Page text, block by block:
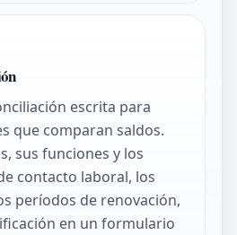
escrita para
que comparan saldos.
sus funciones y los
contacto laboral, los
períodos de renovación,
en un formulario